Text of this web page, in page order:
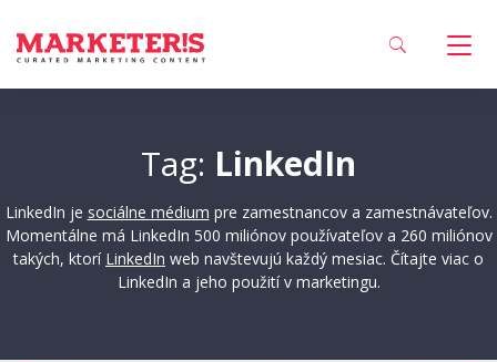
Tag: LinkedIn
LinkedIn je sociálne médium pre zamestnancov a zamestnávateľov.
Momentálne má LinkedIn 500 miliónov používateľov a 260 miliónov
takých, ktorí LinkedIn web navštevujú každý mesiac. Čítajte viac o
LinkedIn a jeho použití v marketingu.